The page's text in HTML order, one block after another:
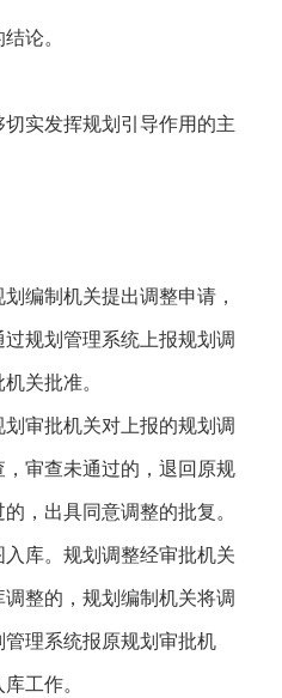
论。
实发挥规划引导作用的主
编制机关提出调整申请，
规划管理系统上报规划调
关批准。
审批机关对上报的规划调
审查未通过的，退回原规
，出具同意调整的批复。
库。规划调整经审批机关
整的，规划编制机关将调
理系统报原规划审批机
工作。